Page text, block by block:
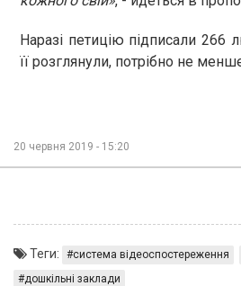
Наразі петицію підписали
її розглянули, потрібно не
20 червня 2019 - 15:20
Теги: система відеоспостереження
дошкільні заклади